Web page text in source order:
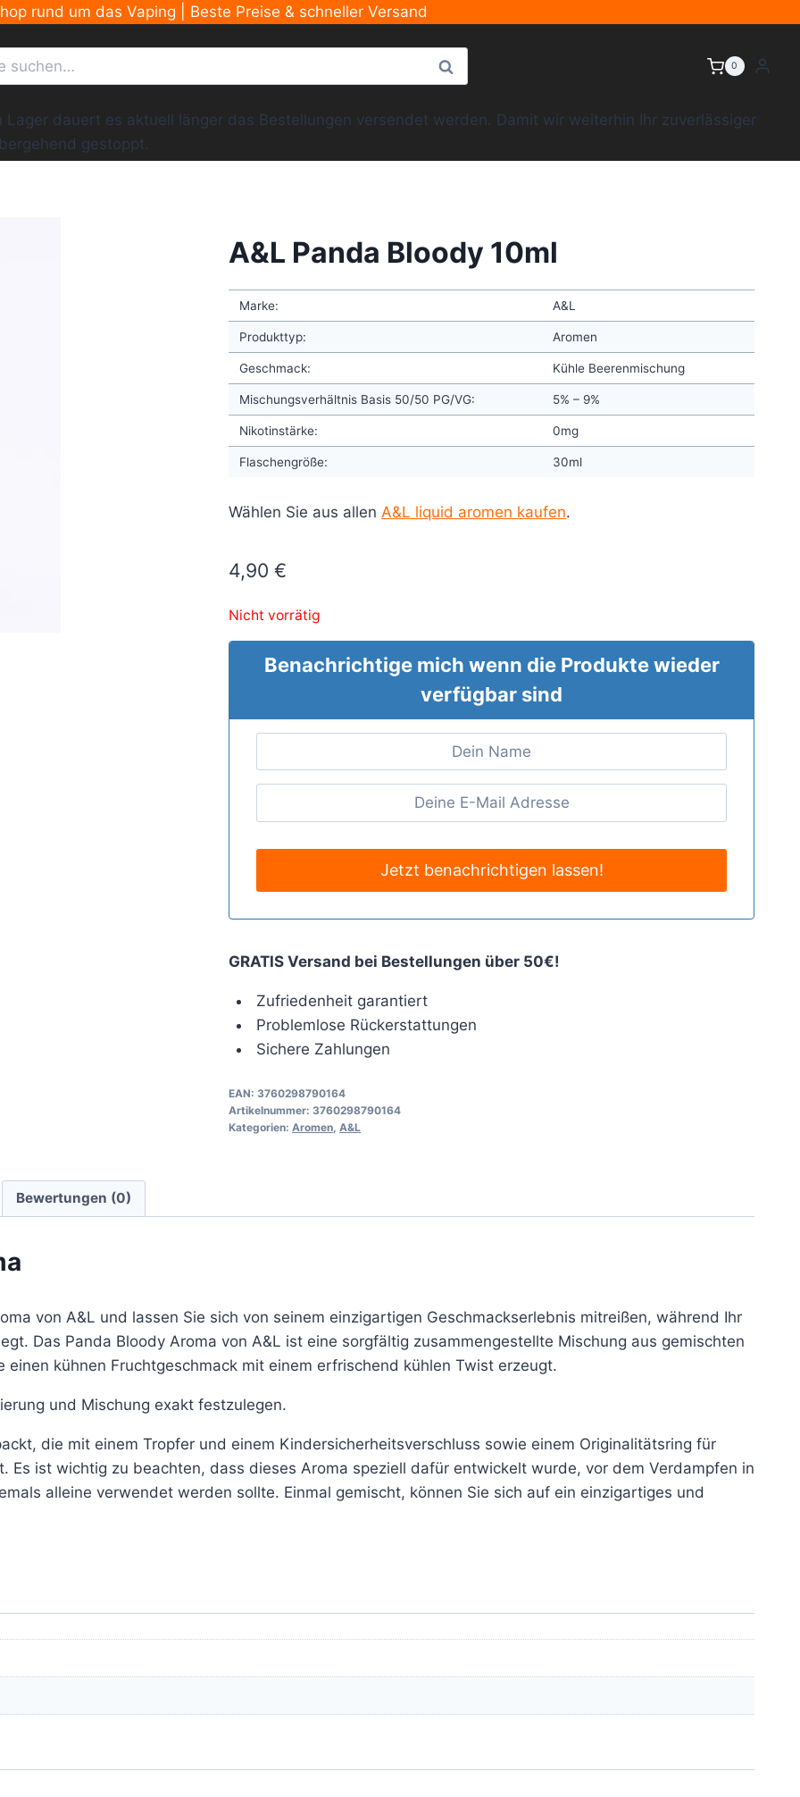
rund um das Vaping | Beste Preise & schneller Versand
Suche 0
dauert es aktuell länger das Bestellungen versendet werden. Damit wir weiterhin Ihr zuverlässiger
gestoppt.
A&L Panda Bloody 10ml
Marke: A&L
Produkttyp: Aromen
Geschmack: Kühle Beerenmischung
Mischungsverhältnis Basis 50/50 PG/VG: 5% – 9%
Nikotinstärke: 0mg
Flaschengröße: 30ml
Wählen Sie aus allen A&L liquid aromen kaufen.
4,90 €
Nicht vorrätig
Benachrichtige mich wenn die Produkte wieder
verfügbar sind
GRATIS Versand bei Bestellungen über 50€!
Zufriedenheit garantiert
Problemlose Rückerstattungen
Sichere Zahlungen
EAN: 3760298790164
Artikelnummer: 3760298790164
Kategorien: Aromen A&L
Bewertungen (0)
von A&L und lassen Sie sich von seinem einzigartigen Geschmackserlebnis mitreißen, während Ihr
Das Panda Bloody Aroma von A&L ist eine sorgfältig zusammengestellte Mischung aus gemischten
kühnen Fruchtgeschmack mit einem erfrischend kühlen Twist erzeugt.
und Mischung exakt festzulegen.
die mit einem Tropfer und einem Kindersicherheitsverschluss sowie einem Originalitätsring für
Es ist wichtig zu beachten, dass dieses Aroma speziell dafür entwickelt wurde, vor dem Verdampfen in
alleine verwendet werden sollte. Einmal gemischt, können Sie sich auf ein einzigartiges und